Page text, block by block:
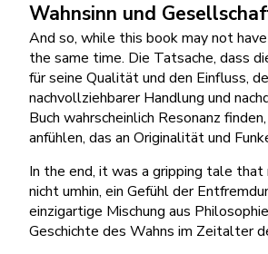
Wahnsinn und
And so, while this book may not
the same time. Die Tatsache, dass
für seine Qualität und den Einfluss,
nachvollziehbarer Handlung und
Buch wahrscheinlich Resonanz
anfühlen, das an Originalität und
In the end, it was a gripping tale
nicht umhin, ein Gefühl der
einzigartige Mischung aus
Geschichte des Wahns im Zeitalter